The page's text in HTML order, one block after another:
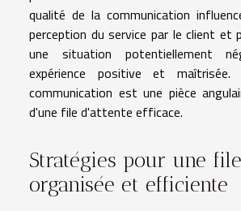
qualité de la communication
perception du service par le client et
une situation potentiellement
expérience positive et
communication est une pièce
d'une file d'attente efficace.
Stratégies pour une
organisée et efficiente